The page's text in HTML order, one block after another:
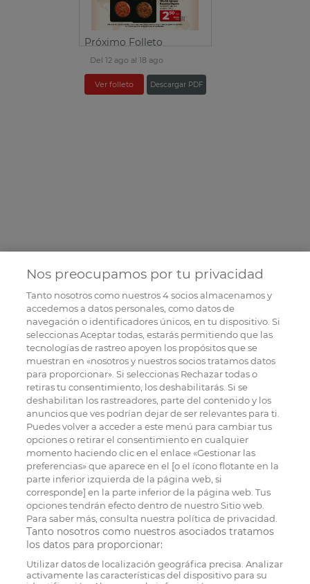
Próximo Folleto
Del 12 ago al 18 ago
Ver folleto Descargar PDF
Nos preocupamos por tu privacidad
Tanto nosotros como nuestros4socios almacenamos y
accedemos a datos personales, como datos de
navegación o identificadores únicos, en tu dispositivo. Si
seleccionas Aceptar todas, estarás permitiendo que las
tecnologías de rastreo apoyen los propósitos que se
muestran en «nosotros y nuestros socios tratamos datos
para proporcionar». Si seleccionas Rechazar todas o
retiras tu consentimiento, los deshabilitarás. Si se
deshabilitan los rastreadores, parte del contenido y los
anuncios que ves podrían dejar de ser relevantes para ti.
Puedes volver a acceder a este menú para cambiar tus
opciones o retirar el consentimiento en cualquier
momento haciendo clic en el enlace «Gestionar las
preferencias» que aparece en el [o el ícono flotante en la
parte inferior izquierda de la página web, si
corresponde] en la parte inferior de la página web. Tus
opciones tendrán efecto dentro de nuestro Sitio web.
Para saber más, consulta nuestra política de privacidad.
Tanto nosotros como nuestros asociados tratamos
los datos para proporcionar:
Utilizar datos de localización geográfica precisa. Analizar
activamente las características del dispositivo para su